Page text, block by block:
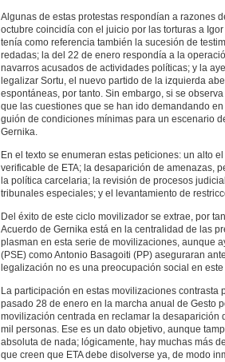
Algunas de estas protestas respondían a razones
octubre coincidía con el juicio por las torturas a
tenía como referencia también la sucesión de
redadas; la del 22 de enero respondía a la
navarros acusados de actividades políticas; y la
legalizar Sortu, el nuevo partido de la izquierda
espontáneas, por tanto. Sin embargo, si se
que las cuestiones que se han ido demandando
guión de condiciones mínimas para un escenario
Gernika.
En el texto se enumeran estas peticiones: un alto
verificable de ETA; la desaparición de amenazas,
la política carcelaria; la revisión de procesos
tribunales especiales; y el levantamiento de
Del éxito de este ciclo movilizador se extrae, por
Acuerdo de Gernika está en la centralidad de las
plasman en esta serie de movilizaciones, aunque
(PSE) como Antonio Basagoiti (PP) aseguraran
legalización no es una preocupación social en
La participación en estas movilizaciones contrasta
pasado 28 de enero en la marcha anual de Gesto
movilización centrada en reclamar la desaparición
mil personas. Ese es un dato objetivo, aunque
absoluta de nada; lógicamente, hay muchas más
que creen que ETA debe disolverse ya, de modo